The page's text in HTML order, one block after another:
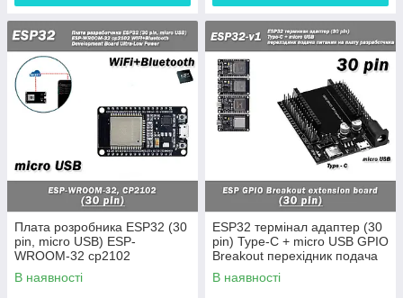
Плата розробника ESP32 (30
pin, micro USB) ESP-
WROOM-32 cp2102
WiFi+Bluetooth
мікроконтролер Development
В наявності
ESP32 термінал адаптер (30
pin) Type-C + micro USB GPIO
Breakout перехідник подача
живлення на плату
розробника Adapter board
В наявності